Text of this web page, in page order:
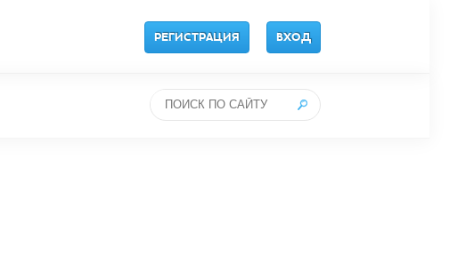
РЕГИСТРАЦИЯ ВХОД